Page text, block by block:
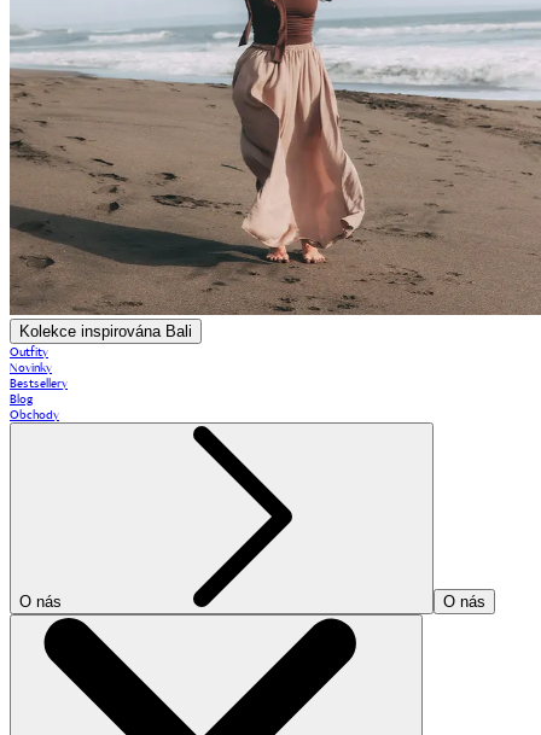
Kolekce inspirována Bali
Outfity
Novinky
Bestsellery
Blog
Obchody
O nás O nás